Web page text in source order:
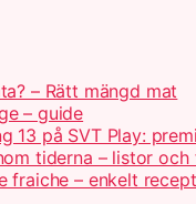
– Rätt mängd mat
– guide
13 på SVT Play:
tiderna – listor och
fraiche – enkelt recept